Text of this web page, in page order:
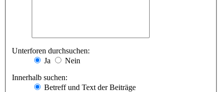
Unterforen durchsuchen:
Ja
Nein
Innerhalb suchen:
Betreff und Text der Beiträge